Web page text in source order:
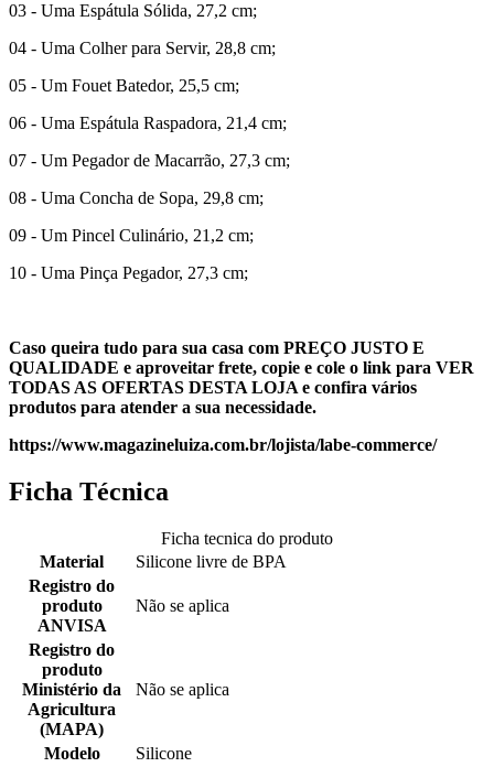
03 - Uma Espátula Sólida, 27,2 cm;
04 - Uma Colher para Servir, 28,8 cm;
05 - Um Fouet Batedor, 25,5 cm;
06 - Uma Espátula Raspadora, 21,4 cm;
07 - Um Pegador de Macarrão, 27,3 cm;
08 - Uma Concha de Sopa, 29,8 cm;
09 - Um Pincel Culinário, 21,2 cm;
10 - Uma Pinça Pegador, 27,3 cm;
Caso queira tudo para sua casa com PREÇO JUSTO E
QUALIDADE e aproveitar frete, copie e cole o link para VER
TODAS AS OFERTAS DESTA LOJA e confira vários
produtos para atender a sua necessidade.
https://www.magazineluiza.com.br/lojista/labe-commerce/
Ficha Técnica
Ficha tecnica do produto
Material
Silicone livre de BPA
Registro do
produto
ANVISA
Não se aplica
Registro do
produto
Ministério da
Agricultura
(MAPA)
Não se aplica
Modelo
Silicone